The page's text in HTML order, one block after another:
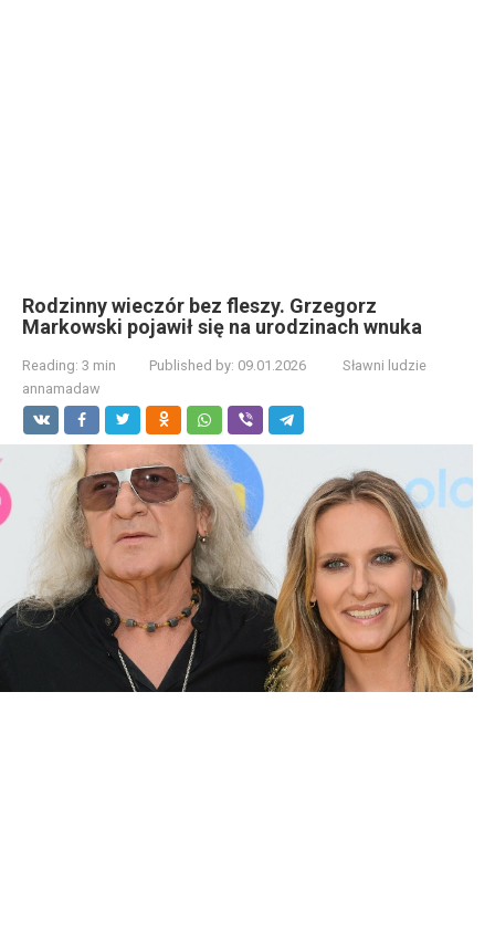
Rodzinny wieczór bez fleszy. Grzegorz
Markowski pojawił się na urodzinach wnuka
Reading: 3 min Published by: 09.01.2026
Sławni ludzie
annamadaw